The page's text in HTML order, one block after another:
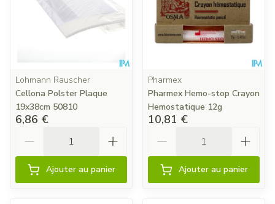
Lohmann Rauscher
Cellona Polster Plaque
19x38cm 50810
6,86 €
Ajouter au panier
Pharmex
Pharmex Hemo-stop Crayon
Hemostatique 12g
10,81 €
Ajouter au panier